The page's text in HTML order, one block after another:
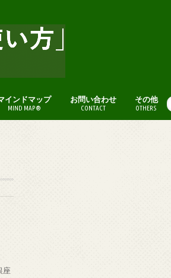
インドマップ
MIND MAP®
お問い合わせ
CONTACT
その他
OTHERS
座